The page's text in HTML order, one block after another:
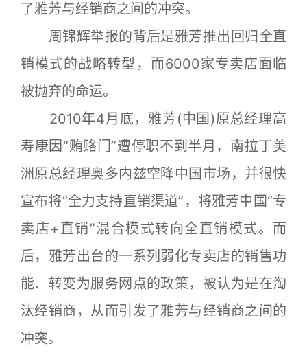
了雅芳与经销商之间的冲突。
周锦辉举报的背后是雅芳推出回归全直
销模式的战略转型，而6000家专卖店面临
被抛弃的命运。
2010年4月底，雅芳(中国)原总经理高
寿康因“贿赂门”遭停职不到半月，南拉丁美
洲原总经理奥多内兹空降中国市场，并很快
宣布将“全力支持直销渠道”，将雅芳中国“专
卖店+直销”混合模式转向全直销模式。而
后，雅芳出台的一系列弱化专卖店的销售功
能、转变为服务网点的政策，被认为是在淘
汰经销商，从而引发了雅芳与经销商之间的
冲突。